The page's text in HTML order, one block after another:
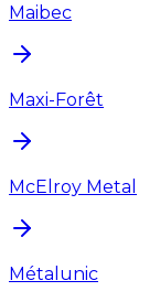
Maibec
Maxi-Forêt
McElroy Metal
Métalunic